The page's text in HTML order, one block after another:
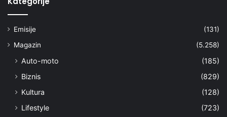
Emisije
(131)
Magazin
(5.258)
Auto-moto
(185)
Biznis
(829)
Kultura
(128)
Lifestyle
(723)